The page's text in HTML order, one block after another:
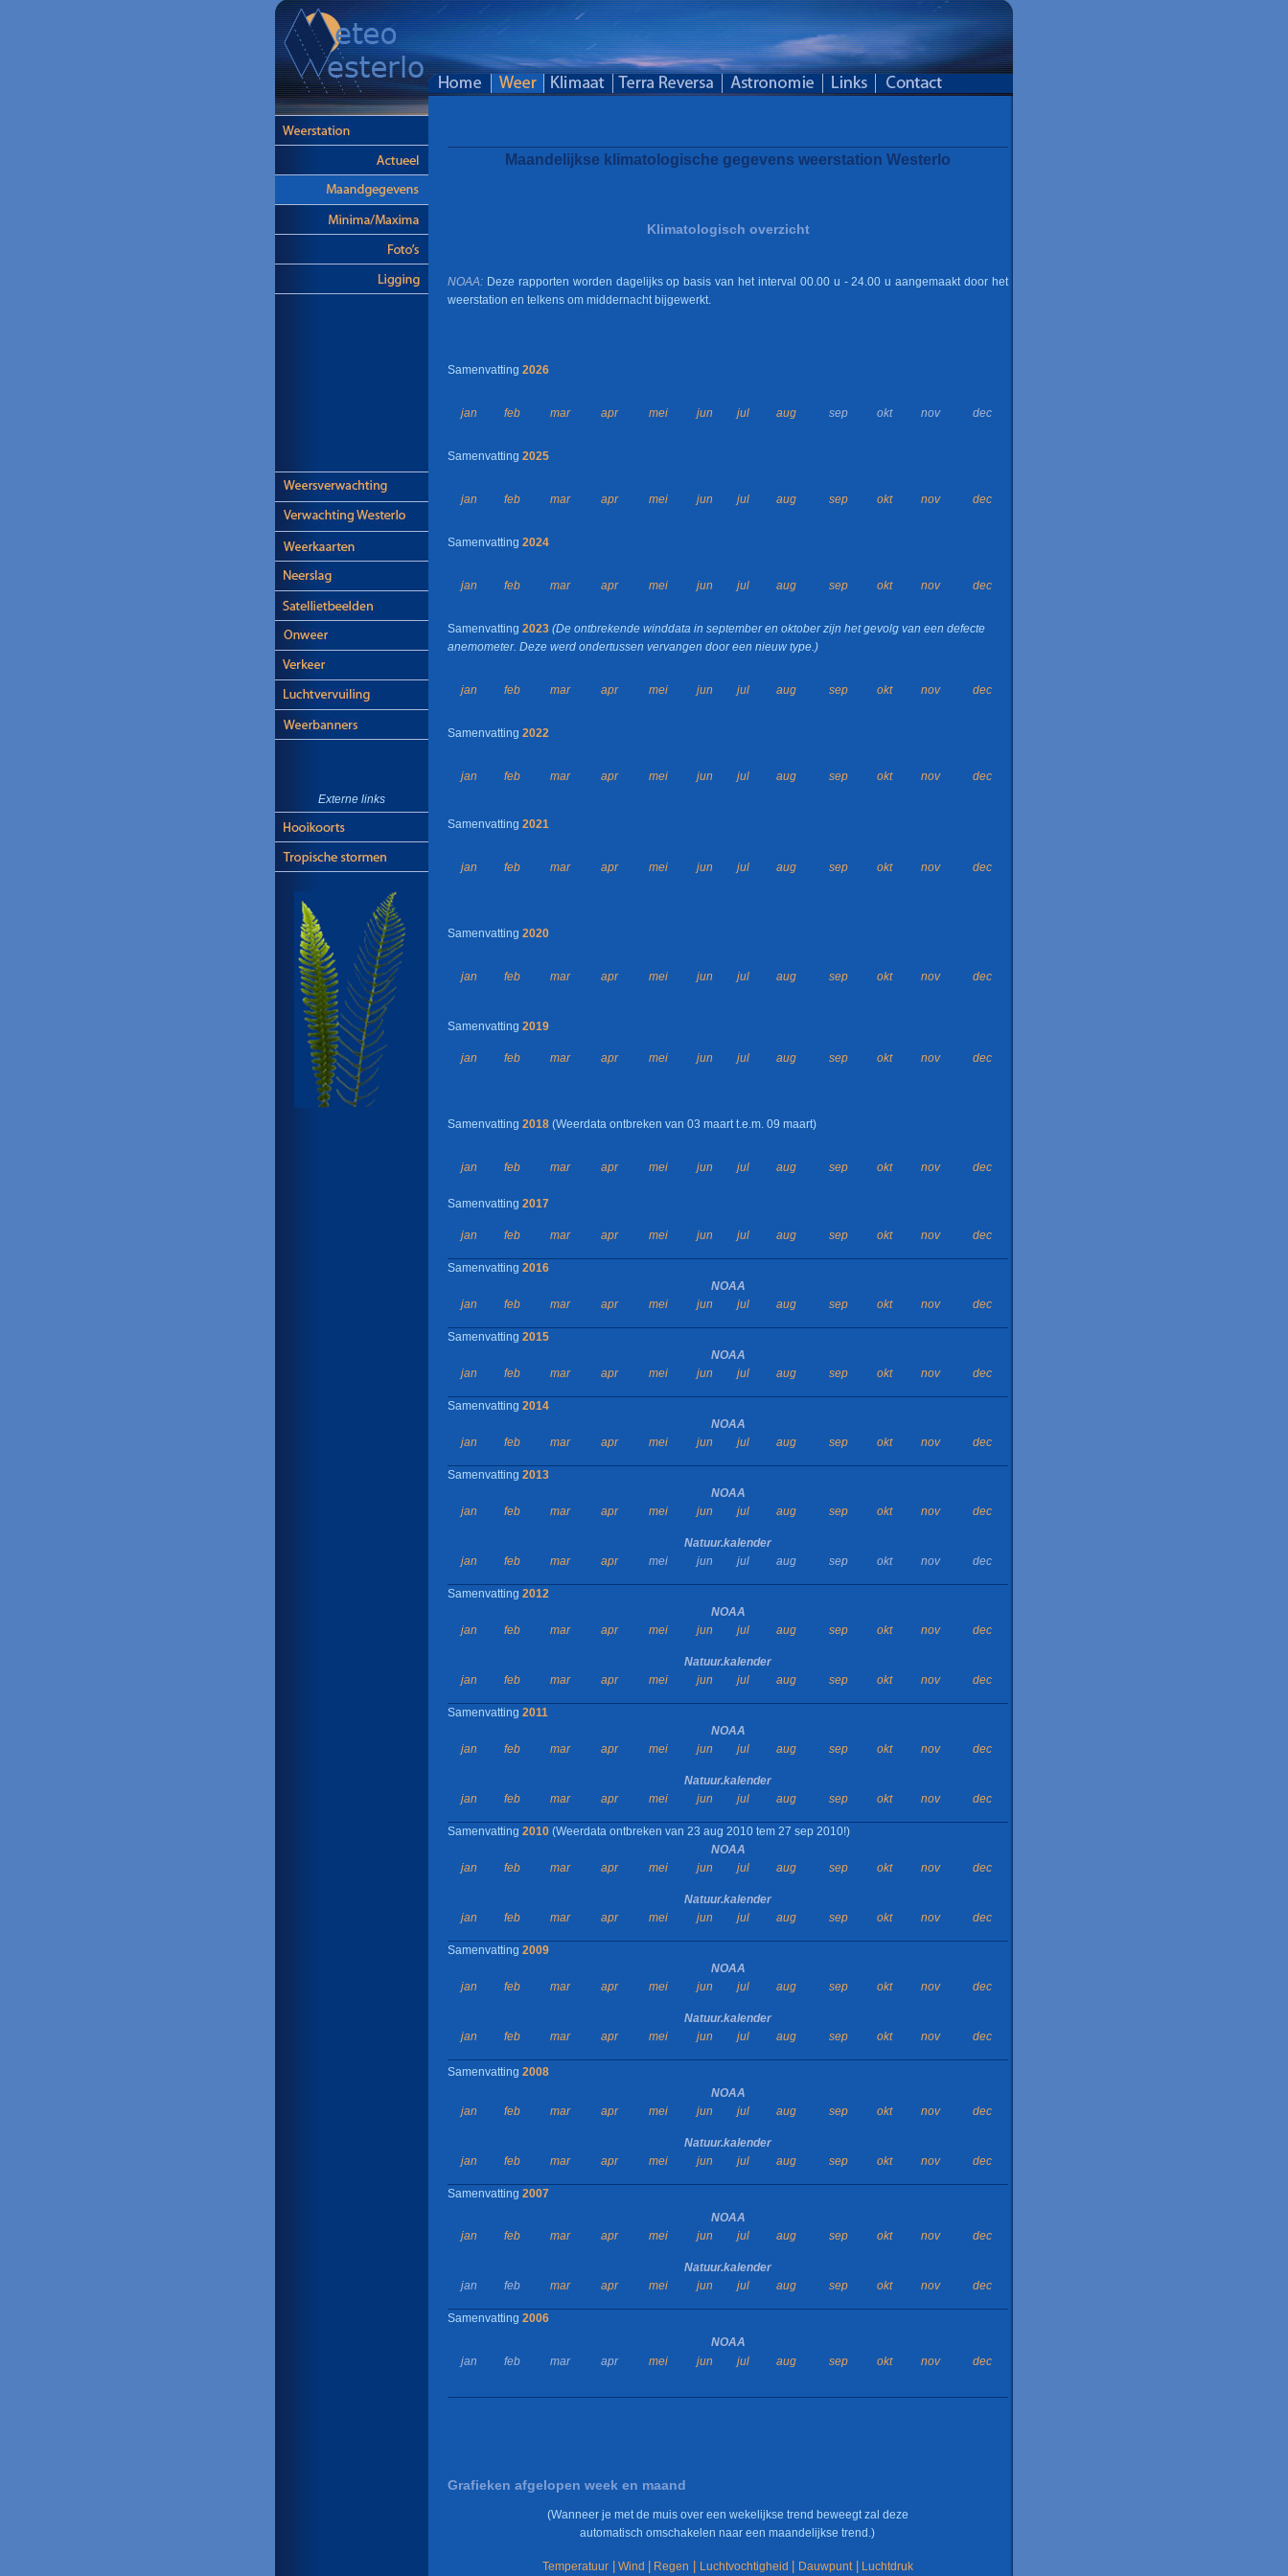
Externe links
Maandelijkse klimatologische gegevens weerstation Westerlo
Klimatologisch overzicht
NOAA: Deze rapporten worden dagelijks op basis van het interval 00.00 u - 24.00 u aangemaakt door het
weerstation en telkens om middernacht bijgewerkt.
Samenvatting 2026
jan feb mar apr mei jun jul aug sep okt nov dec
Samenvatting 2025
jan feb mar apr mei jun jul aug sep okt nov dec
Samenvatting 2024
jan feb mar apr mei jun jul aug sep okt nov dec
Samenvatting 2023 (De ontbrekende winddata in september en oktober zijn het gevolg van een defecte
anemometer. Deze werd ondertussen vervangen door een nieuw type.)
jan feb mar apr mei jun jul aug sep okt nov dec
Samenvatting 2022
jan feb mar apr mei jun jul aug sep okt nov dec
Samenvatting 2021
jan feb mar apr mei jun jul aug sep okt nov dec
Samenvatting 2020
jan feb mar apr mei jun jul aug sep okt nov dec
Samenvatting 2019
jan feb mar apr mei jun jul aug sep okt nov dec
Samenvatting 2018 (Weerdata ontbreken van 03 maart t.e.m. 09 maart)
jan feb mar apr mei jun jul aug sep okt nov dec
Samenvatting 2017
jan feb mar apr mei jun jul aug sep okt nov dec
Samenvatting 2016
NOAA
jan
feb mar apr mei jun jul aug sep okt nov dec
Samenvatting 2015
NOAA
jan
feb mar apr mei jun jul aug sep okt nov dec
Samenvatting 2014
NOAA
jan
feb mar apr mei jun jul aug sep okt nov dec
Samenvatting 2013
NOAA
jan
feb mar apr mei jun jul aug sep okt nov dec
Natuur.kalender
jan
feb mar apr mei jun jul aug sep okt nov dec
Samenvatting 2012
NOAA
jan
feb mar apr mei jun jul aug sep okt nov dec
Natuur.kalender
jan
feb mar apr mei jun jul aug sep okt nov dec
Samenvatting 2011
NOAA
jan
feb mar apr mei jun jul aug sep okt nov dec
Natuur.kalender
jan
feb mar apr mei jun jul aug sep okt nov dec
Samenvatting 2010 (Weerdata ontbreken van 23 aug 2010 tem 27 sep 2010!)
NOAA
jan
feb mar apr mei jun jul aug sep okt nov dec
Natuur.kalender
jan
feb mar apr mei jun jul aug sep okt nov dec
Samenvatting 2009
NOAA
jan
feb mar apr mei jun jul aug sep okt nov dec
Natuur.kalender
jan
feb mar apr mei jun jul aug sep okt nov dec
Samenvatting 2008
NOAA
jan
feb mar apr mei jun jul aug sep okt nov dec
Natuur.kalender
jan
feb mar apr mei jun jul aug sep okt nov dec
Samenvatting 2007
NOAA
jan
feb mar apr mei jun jul aug sep okt nov dec
Natuur.kalender
jan
feb mar apr mei jun jul aug sep okt nov dec
Samenvatting 2006
NOAA
jan
feb mar apr mei jun jul aug sep okt nov dec
Grafieken afgelopen week en maand
(Wanneer je met de muis over een wekelijkse trend beweegt zal deze
automatisch omschakelen naar een maandelijkse trend.)
Temperatuur Wind Regen Luchtvochtigheid Dauwpunt| Luchtdruk